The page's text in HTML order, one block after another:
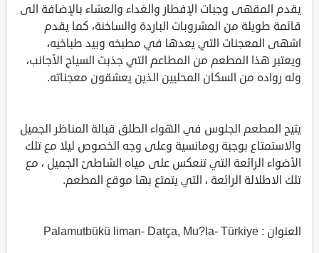
يقدم المقهى وجبات الإفطار والغداء والعشاء بالإضافة الى
قائمة طويلة من المشروبات الباردة والساخنة، كما يقدم
اشهى المعجنات التي يعدها في مطبخه وبيد طباخيه،
ويعتبر هذا المطعم من المطاعم التي جذبت السياح الأجانب،
وله رواده من السكان المحليين الذين يعشقون معجناته.
يتيح المطعم الجلوس في الهواء الطلق قبالة المناظر الجميل
والاستمتاع بوجبة رومانسية وعلى وجه الخصوص ليلا مع تلك
الأضواء الرائعة التي تنعكس على مياه الشاطئ الجميل ، مع
تلك الاطلالة الرائعة ، التي يتمتع بها موقع المطعم.
العنوان : Palamutbükü liman- Datça, Mu?la- Türkiye